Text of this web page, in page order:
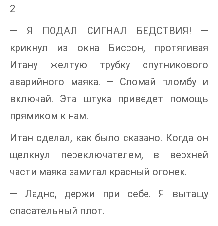
2
— Я ПОДАЛ СИГНАЛ БЕДСТВИЯ! —
крикнул из окна Биссон, протягивая
Итану желтую трубку спутникового
аварийного маяка. — Сломай пломбу и
включай. Эта штука приведет помощь
прямиком к нам.
Итан сделал, как было сказано. Когда он
щелкнул переключателем, в верхней
части маяка замигал красный огонек.
— Ладно, держи при себе. Я вытащу
спасательный плот.